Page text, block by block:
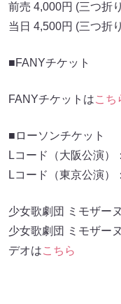
前売 4,000円 (三つ折
当日 4,500円 (三つ折
■FANYチケット
FANYチケットはこち
■ローソンチケット
Lコード（大阪公演）
Lコード（東京公演）
少女歌劇団 ミモザー
少女歌劇団 ミモザー
デオはこちら